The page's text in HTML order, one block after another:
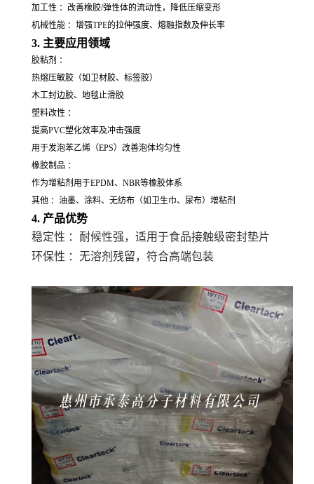
加工性 ：改善橡胶/弹性体的流动性，降低压缩变形
机械性能 ：增强TPE的拉伸强度、熔融指数及伸长率
3. 主要应用领域
胶粘剂 ：
热熔压敏胶（如卫材胶、标签胶）
木工封边胶、地毯止滑胶
塑料改性 ：
提高PVC塑化效率及冲击强度
用于发泡苯乙烯（EPS）改善泡体均匀性
橡胶制品 ：
作为增粘剂用于EPDM、NBR等橡胶体系
其他 ：油墨、涂料、无纺布（如卫生巾、尿布）增粘剂
4. 产品优势
稳定性 ：耐候性强，适用于食品接触级密封垫片
环保性 ：无溶剂残留，符合高端包装